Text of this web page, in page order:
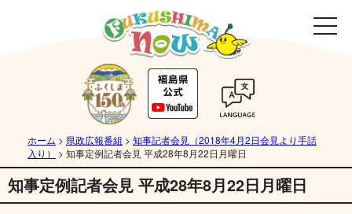
ホーム > 県政広報番組 > 知事記者会見（2018年4月2日会見より手話
入り）
> 知事定例記者会見 平成28年8月22日月曜日
知事定例記者会見 平成28年8月22日月曜日